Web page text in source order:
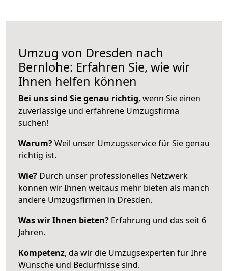
Umzug von Dresden nach
Bernlohe: Erfahren Sie, wie wir
Ihnen helfen können
Bei uns sind Sie genau richtig, wenn Sie einen
zuverlässige und erfahrene Umzugsfirma
suchen!
Warum?Weil unser Umzugsservice für Sie genau
richtig ist.
Wie? Durch unser professionelles Netzwerk
können wir Ihnen weitaus mehr bieten als manch
andere Umzugsfirmen in Dresden.
Was wir Ihnen bieten? Erfahrung und das seit 6
Jahren.
Kompetenz, da wir die Umzugsexperten für Ihre
Wünsche und Bedürfnisse sind.